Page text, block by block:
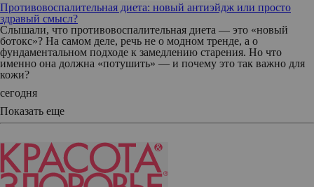
Противовоспалительная диета: новый антиэйдж или просто
здравый смысл?
Слышали, что противовоспалительная диета — это «новый
ботокс»? На самом деле, речь не о модном тренде, а о
фундаментальном подходе к замедлению старения. Но что
именно она должна «потушить» — и почему это так важно для
кожи?
сегодня
Показать еще